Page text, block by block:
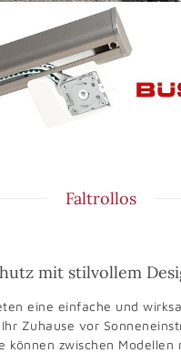
Faltrollos
mit stilvollem
eine einfache und
Zuhause vor
können zwischen